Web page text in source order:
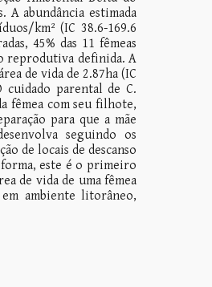
A abundância estimada
km² (IC 38.6-169.6
45% das 11 fêmeas
reprodutiva definida. A
de vida de 2.87ha (IC
cuidado parental de C.
fêmea com seu filhote,
para que a mãe
seguindo os
de locais de descanso
forma, este é o primeiro
de vida de uma fêmea
ambiente litorâneo,